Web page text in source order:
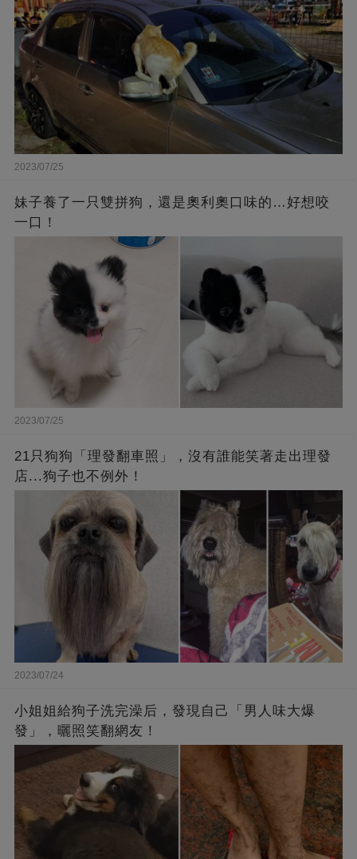
2023/07/25
妹子養了一只雙拼狗，還是奧利奧口味的…好想咬
一口！
2023/07/25
21只狗狗「理發翻車照」，沒有誰能笑著走出理發
店...狗子也不例外！
2023/07/24
小姐姐給狗子洗完澡后，發現自己「男人味大爆
發」，曬照笑翻網友！